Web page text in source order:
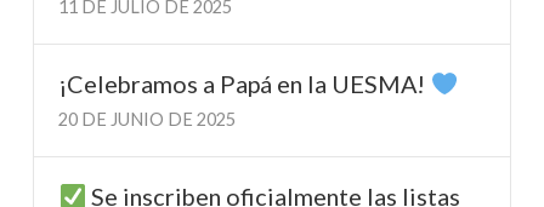
11 DE JULIO DE 2025
¡Celebramos a Papá en la UESMA!
20 DE JUNIO DE 2025
Se inscriben oficialmente las listas